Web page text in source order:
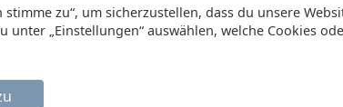
stimme zu“, um sicherzustellen, dass du unsere
unter „Einstellungen“ auswählen, welche Cookies
Rock